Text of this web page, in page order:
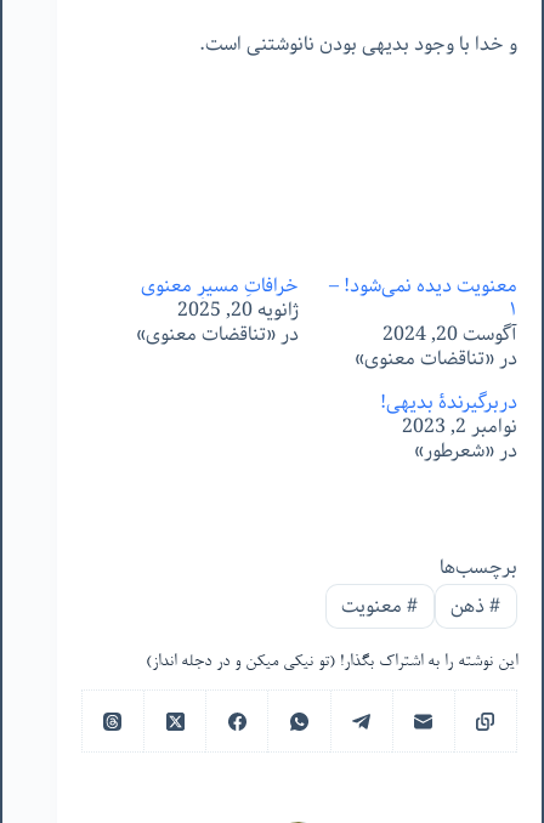
و خدا با وجود بدیهی بودن نانوشتنی است.
معنویت دیده نمی‌شود! –
١
آگوست 20, 2024
در «تناقضات معنوی»
خرافاتِ مسیرِ معنوی
ژانویه 20, 2025
در «تناقضات معنوی»
دربرگیرندۀ بدیهی!
نوامبر 2, 2023
در «شعرطور»
برچسب‌ها
#ذهن #معنویت
این نوشته را به اشتراک بگذار! (تو نیکی میکن و در دجله انداز)